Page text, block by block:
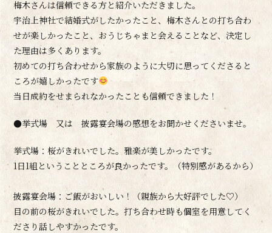
梅木さんは信頼できる方と紹介いただきました。
宇治上神社で結婚式がしたかったこと、梅木さんとの打ち合わ
せが楽しかったこと、おうじちゃまと会えることなど、決定し
た理由は多くあります。
初めての打ち合わせから家族のように大切に思ってくださると
ころが嬉しかったです
当日成約をせまられなかったことも信頼できました！
●挙式場 又は 披露宴会場の感想をお聞かせくださいませ。
挙式場：桜がきれいでした。雅楽が美しかったです。
1日1組ということところが良かったです。（特別感があるから）
披露宴会場：ご飯がおいしい！（親族から大好評でした♡）
目の前の桜がきれいでした。打ち合わせ時も個室を用意してく
ださり話しやすかったです。